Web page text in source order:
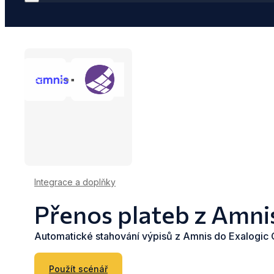
Integrace a doplňky
Přenos plateb z
Automatické stahování výpisů z Amnis do Exalogic
Použít scénář